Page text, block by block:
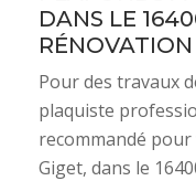
DANS LE
RÉNOVATION
Pour des travaux
plaquiste
recommandé
Giget, dans le